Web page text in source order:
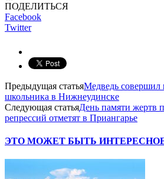
ПОДЕЛИТЬСЯ
Facebook
Twitter
Предыдущая статьяМедведь совершил
школьника в Нижнеудинске
Следующая статьяДень памяти жертв
репрессий отметят в Приангарье
ЭТО МОЖЕТ БЫТЬ ИНТЕРЕСНО